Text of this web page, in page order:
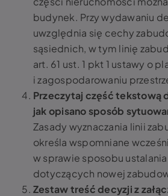
budynek. Przy wydawaniu
uwzględnia się cechy
sąsiednich, w tym linię
art. 61 ust. 1 pkt 1 ustawy o
i zagospodarowaniu
Przeczytaj część tekstową
jak opisano sposób
Zasady wyznaczania linii
określa wspomniane
w sprawie sposobu
dotyczących nowej
Zestaw treść decyzji z